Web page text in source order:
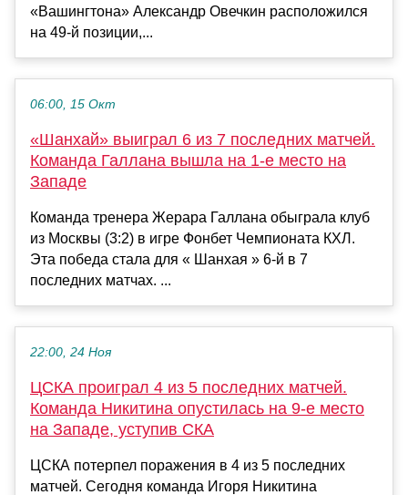
«Вашингтона» Александр Овечкин расположился
на 49-й позиции,...
06:00, 15 Окт
«Шанхай» выиграл 6 из 7 последних матчей.
Команда Галлана вышла на 1-е место на
Западе
Команда тренера Жерара Галлана обыграла клуб
из Москвы (3:2) в игре Фонбет Чемпионата КХЛ.
Эта победа стала для « Шанхая » 6-й в 7
последних матчах. ...
22:00, 24 Ноя
ЦСКА проиграл 4 из 5 последних матчей.
Команда Никитина опустилась на 9-е место
на Западе, уступив СКА
ЦСКА потерпел поражения в 4 из 5 последних
матчей. Сегодня команда Игоря Никитина